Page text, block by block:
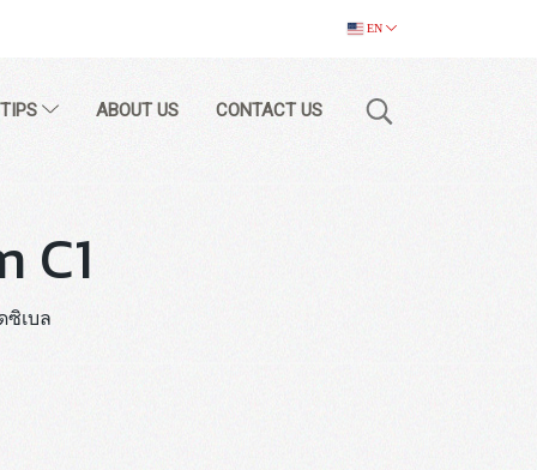
EN
ABOUT US CONTACT US
C1
ซิเบล